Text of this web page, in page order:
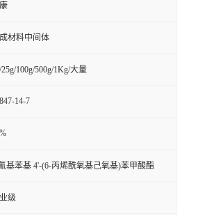
材料中间体
25g/100g/500g/1Kg/大量
14-7
基苯基 4'-(6-丙烯酰氧基己氧基)苯甲酸酯
级